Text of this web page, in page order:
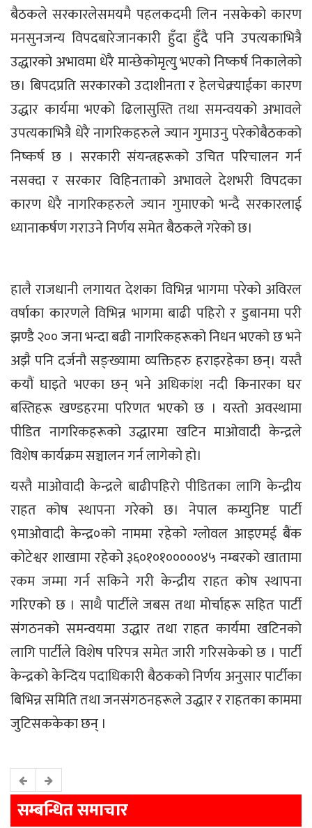
बैठकले सरकारलेसमयमै पहलकदमी लिन नसकेको कारण
मनसुनजन्य विपदबारेजानकारी हुँदा हुँदै पनि उपत्यकाभित्रै
उद्धारको अभावमा धेरै मान्छेकोमृत्यु भएको निष्कर्ष निकालेको
छ। बिपदप्रति सरकारको उदाशीनता र हेलचेक्र्याईका कारण
उद्धार कार्यमा भएको ढिलासुस्ति तथा समन्वयको अभावले
उपत्यकाभित्रै धेरै नागरिकहरुले ज्यान गुमाउनु परेकोबैठकको
निष्कर्ष छ । सरकारी संयन्त्रहरूको उचित परिचालन गर्न
नसक्दा र सरकार विहिनताको अभावले देशभरी विपदका
कारण धेरै नागरिकहरुले ज्यान गुमाएको भन्दै सरकारलाई
ध्यानाकर्षण गराउने निर्णय समेत बैठकले गरेको छ।
हालै राजधानी लगायत देशका विभिन्न भागमा परेको अविरल
वर्षाका कारणले विभिन्न भागमा बाढी पहिरो र डुबानमा परी
झण्डै २०० जना भन्दा बढी नागरिकहरूको निधन भएको छ भने
अझै पनि दर्जनौ सङ्ख्यामा व्यक्तिहरु हराइरहेका छन्। यस्तै
कयौं घाइते भएका छन् भने अधिकांश नदी किनारका घर
बस्तिहरू खण्डहरमा परिणत भएको छ । यस्तो अवस्थामा
पीडित नागरिकहरूको उद्धारमा खटिन माओवादी केन्द्रले
विशेष कार्यक्रम सञ्चालन गर्न लागेको हो।
यस्तै माओवादी केन्द्रले बाढीपहिरो पीडितका लागि केन्द्रीय
राहत कोष स्थापना गरेको छ। नेपाल कम्युनिष्ट पार्टी
९माओवादी केन्द्र०को नाममा रहेको ग्लोवल आइएमई बैंक
कोटेश्वर शाखामा रहेको ३६०१०१०००००४५ नम्बरको खातामा
रकम जम्मा गर्न सकिने गरी केन्द्रीय राहत कोष स्थापना
गरिएको छ । साथै पार्टीले जबस तथा मोर्चाहरू सहित पार्टी
संगठनको समन्वयमा उद्धार तथा राहत कार्यमा खटिनको
लागि पार्टीले विशेष परिपत्र समेत जारी गरिसकेको छ । पार्टी
केन्द्रको केन्दिय पदाधिकारी बैठकको निर्णय अनुसार पार्टीका
बिभिन्न समिति तथा जनसंगठनहरूले उद्धार र राहतका काममा
जुटिसककेका छन् ।
सम्बन्धित समाचार